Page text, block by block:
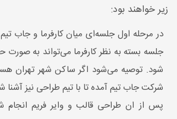
زیر خواهند بود:
در مرحله اول جلسه‌ای میان کارفرما و جاب
جلسه بسته به نظر کارفرما می‌تواند به
شود. توصیه می‌شود اگر ساکن شهر تهران
شرکت جاب تیم آمده تا با تیم طراحی نیز آشنا
پس از ان طراحی قالب و وایر فریم انجام